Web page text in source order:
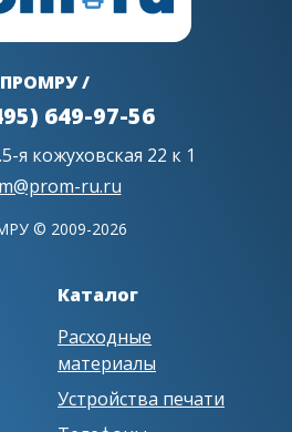
ПРОМРУ /
649-97-56
я кожуховская 22 к 1
ru.ru
© 2009-2026
Каталог
Расходные
материалы
Устройства печати